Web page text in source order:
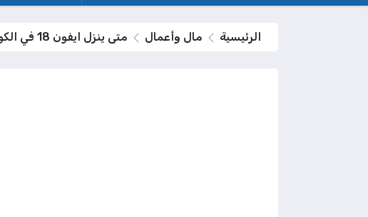
الرئيسية مال وأعمال متى ينزل ايفون 18 في الكويت